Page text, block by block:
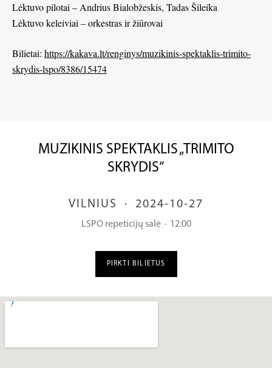
Lėktuvo pilotai – Andrius Bialobžeskis, Tadas Šileika
Lėktuvo keleiviai – orkestras ir žiūrovai
Bilietai: https://kakava.lt/renginys/muzikinis-spektaklis-trimito-
skrydis-lspo/8386/15474
MUZIKINIS SPEKTAKLIS „TRIMITO
SKRYDIS“
VILNIUS · 2024-10-27
LSPO repeticijų salė · 12:00
PIRKTI BILIETUS